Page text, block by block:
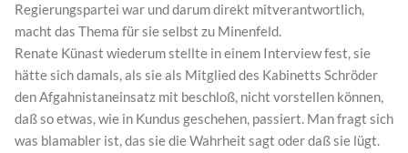
Regierungspartei war und darum direkt mitverantwortlich,
macht das Thema für sie selbst zu Minenfeld.
Renate Künast wiederum stellte in einem Interview fest, sie
hätte sich damals, als sie als Mitglied des Kabinetts Schröder
den Afgahnistaneinsatz mit beschloß, nicht vorstellen können,
daß so etwas, wie in Kundus geschehen, passiert. Man fragt sich
was blamabler ist, das sie die Wahrheit sagt oder daß sie lügt.